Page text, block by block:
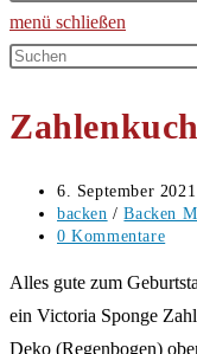
menü schließen
Diese
durchsuchen
Beitrag
veröffentlicht:
6. September 2021
Beitrags-
Kategorie:
backen / Backen
Beitrags-
0 Kommentare
Alles gute zum
ein Victoria Sponge
Deko (Regenbogen)